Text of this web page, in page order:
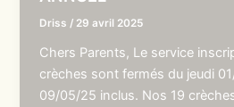
Driss / 29 avril 2025
Chers Parents, Le service
crèches sont fermés du jeudi
09/05/25 inclus. Nos 19